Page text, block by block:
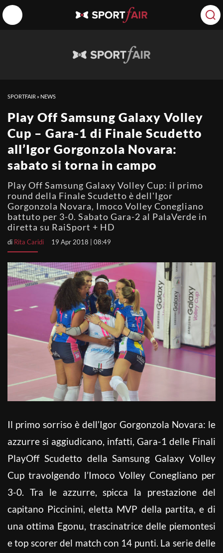
SPORTFAIR » NEWS
Play Off Samsung Galaxy Volley
Cup – Gara-1 di Finale Scudetto
all’Igor Gorgonzola Novara:
sabato si torna in campo
Play Off Samsung Galaxy Volley Cup: il primo
round della Finale Scudetto è dell'Igor
Gorgonzola Novara, Imoco Volley Conegliano
battuto per 3-0. Sabato Gara-2 al PalaVerde in
diretta su RaiSport + HD
di Rita Caridi 19 Apr 2018 | 08:49
Il primo sorriso è dell’Igor Gorgonzola Novara: le
azzurre si aggiudicano, infatti, Gara-1 delle Finali
PlayOff Scudetto della Samsung Galaxy Volley
Cup travolgendo l’Imoco Volley Conegliano per
3-0. Tra le azzurre, spicca la prestazione del
capitano Piccinini, eletta MVP della partita, e di
una ottima Egonu, trascinatrice delle piemontesi
e top scorer del match con 14 punti. La serie delle